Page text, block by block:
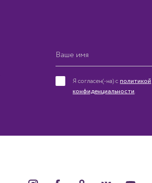
Я согласен(-на) сполитикой
конфиденциальности.